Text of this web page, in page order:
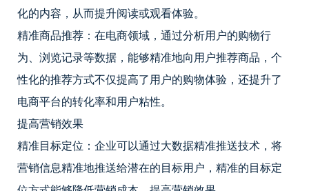
化的内容，从而提升阅读或观看体验。
精准商品推荐：在电商领域，通过分析用户的购物行
为、浏览记录等数据，能够精准地向用户推荐商品，个
性化的推荐方式不仅提高了用户的购物体验，还提升了
电商平台的转化率和用户粘性。
提高营销效果
精准目标定位：企业可以通过大数据精准推送技术，将
营销信息精准地推送给潜在的目标用户，精准的目标定